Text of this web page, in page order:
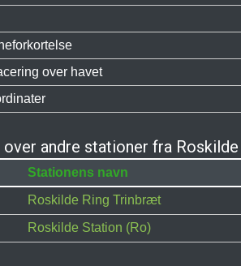
over havet
over andre stationer fra Roskilde
Stationens navn
Roskilde Ring Trinbræt
Roskilde Station (Ro)